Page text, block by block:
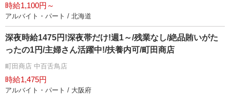
時給1,100円～
アルバイト・パート / 北海道
深夜時給1475円!深夜帯だけ!週1～/残業なし/絶品賄いがた
ったの1円/主婦さん活躍中!/扶養内可/町田商店
町田商店 中百舌鳥店
時給1,475円
アルバイト・パート / 大阪府